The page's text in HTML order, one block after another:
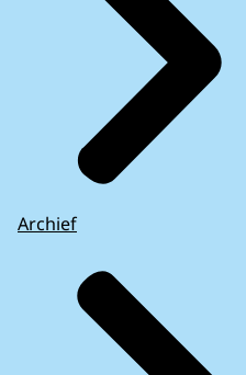
Archief